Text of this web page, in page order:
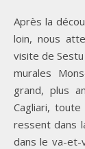
Après la découverte de Sestu et quelques kilomètres plus
loin, nous
visite de Sestu
murales
grand, plus
Cagliari,
ressent dans
dans le va-et-